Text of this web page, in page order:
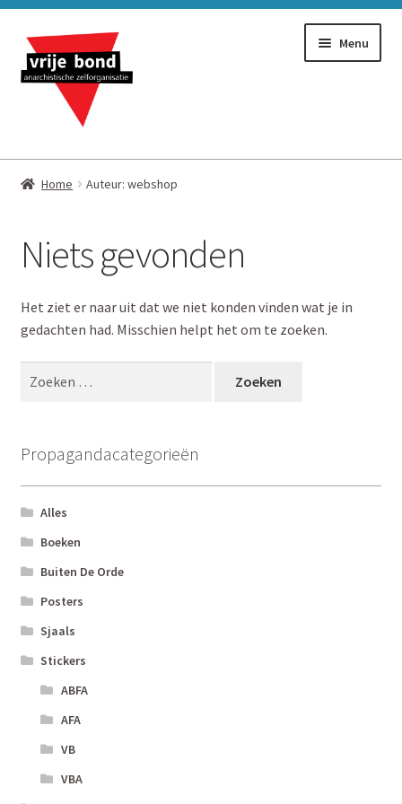
Ga
door
naar
navigatie
Ga
naar
de
inhoud
Menu
Alles
Flyers
Boeken
Home Auteur: webshop
Niets gevonden
Het ziet er naar uit dat we niet konden vinden wat je in
gedachten had. Misschien helpt het om te zoeken.
Propagandacategorieën
Alles
Boeken
Buiten De Orde
Posters
Sjaals
Stickers
ABFA
AFA
VB
VBA